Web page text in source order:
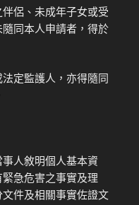
侶、未成年子女或受
同本人申請者，得於
定監護人，亦得隨同
人敘明個人基本資
急危害之事實及理
件及相關事實佐證文